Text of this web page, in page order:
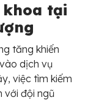
khoa tại
tăng khiến
dịch vụ
việc tìm kiếm
với đội ngũ